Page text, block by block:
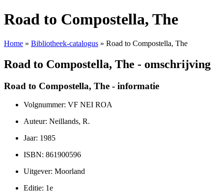
Road to Compostella, The
Home » Bibliotheek-catalogus » Road to Compostella, The
Road to Compostella, The - omschrijving
Road to Compostella, The - informatie
Volgnummer: VF NEI ROA
Auteur: Neillands, R.
Jaar: 1985
ISBN: 861900596
Uitgever: Moorland
Editie: 1e